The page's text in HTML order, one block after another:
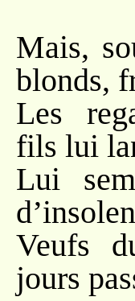
Mais,
blonds,
Les
fils lui
Lui
Veufs
jours